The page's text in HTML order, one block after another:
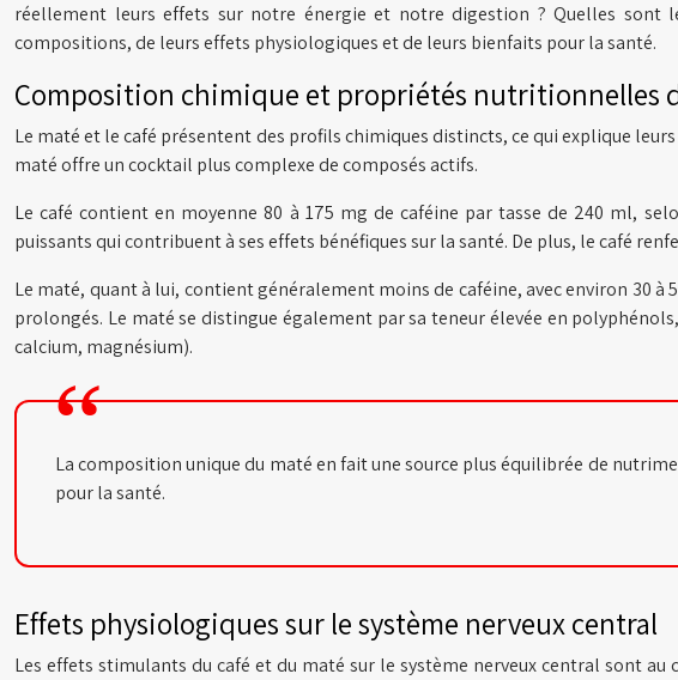
réellement leurs effets sur notre énergie et notre digestion ? Quelles sont
compositions, de leurs effets physiologiques et de leurs bienfaits pour la santé.
Composition chimique et propriétés nutritionnelles
Le maté et le café présentent des profils chimiques distincts, ce qui explique
maté offre un cocktail plus complexe de composés actifs.
Le café contient en moyenne 80 à 175 mg de caféine par tasse de 240 ml,
puissants qui contribuent à ses effets bénéfiques sur la santé. De plus, le café
Le maté, quant à lui, contient généralement moins de caféine, avec environ 30 à
prolongés. Le maté se distingue également par sa teneur élevée en
calcium, magnésium).
La composition unique du maté en fait une source plus équilibrée de
pour la santé.
Effets physiologiques sur le système nerveux central
Les effets stimulants du café et du maté sur le système nerveux central sont